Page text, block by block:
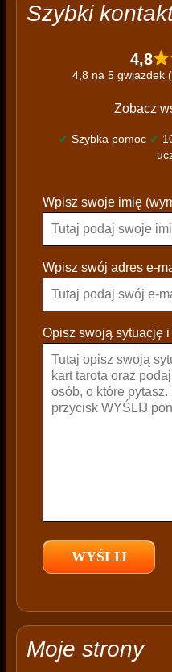
Szybki
4,8
4,8 na 5 gwiazdek
Zobacz
✔ Szybka pomoc ✔
l
a
s
e
a
e
e
p
y
Wpisz swoje imię
Wpisz swój adres e-
Opisz swoją sytuację
Moje strony